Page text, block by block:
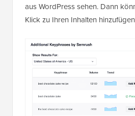
aus WordPress sehen. Dann
Klick zu Ihren Inhalten